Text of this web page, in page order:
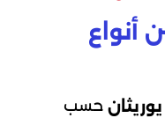
أنواع
حسب